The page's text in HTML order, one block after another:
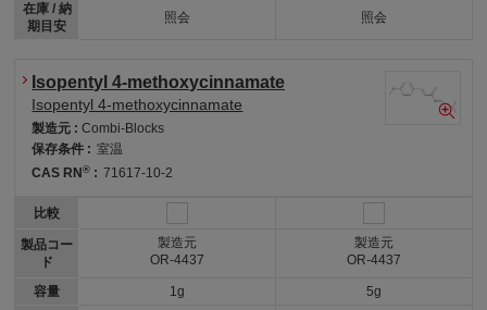
在庫 / 納
期目安
照会 照会
Isopentyl 4-methoxycinnamate
Isopentyl 4-methoxycinnamate
製造元 :Combi-Blocks
保存条件 : 室温
CAS RN® : 71617-10-2
比較
製品コー
ド
容量
製造元
OR-4437
1g
製造元
OR-4437
5g